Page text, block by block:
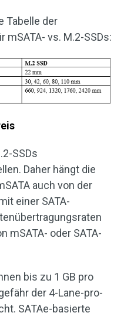
Tabelle der
vs. M.2-SSDs:
SSDs
Daher hängt die
auch von der
einer SATA-
mSATA- oder SATA-
bis zu 1 GB pro
der 4-Lane-pro-
SATAe-basierte